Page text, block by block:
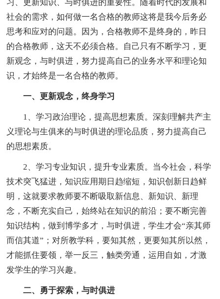
习、更新知识、与时俱进的重要性。随着时代的发展和
社会的需求，如何做一名合格的教师这将是我今后务必
思考和应对的问题。因为，合格教师不是终身的，昨日
的合格教师，这天不必须合格。自己只有不断学习，更
新观念，与时俱进，努力提高自己的业务水平和理论知
识，才始终是一名合格的教师。
一、更新观念，终身学习
1、学习政治理论，提高思想素质。深刻理解共产主
义理论与生俱来的与时俱进的理论品质，努力提高自己
的思想素质。
2、学习专业知识，提升专业素质。当今社会，科学
技术突飞猛进，知识应用期日趋缩短，知识创新日趋鲜
明，这就要求教师要不断吸取新信息、新知识、新理
念，不断充实自己，始终站在知识的前沿；要不断完善
知识结构，做到博学多才，与时俱进，学生才会“亲其师
而信其道”；对所教学科，要知其然，更要知其所以然，
才能抓住要领，举一反三，触类旁通，运用自如，才激
发学生的学习兴趣。
二、勇于探索，与时俱进